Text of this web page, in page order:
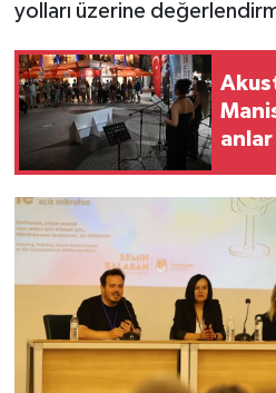
yolları üzerine